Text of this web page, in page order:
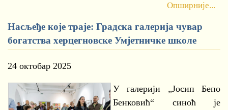
Опширније...
Насљеђе које траје: Градска галерија чувар
богатства херцегновске Умјетничке школе
24 октобар 2025
У галерији „Јосип Бепо
Бенковић“ синоћ је